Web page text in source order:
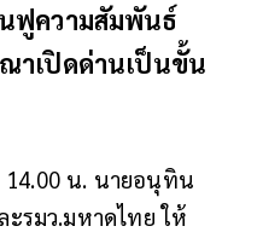
ฟูความสัมพันธ์
าเปิดด่านเป็นขั้น
14.00 น. นายอนุทิน
รมว.มหาดไทย ให้